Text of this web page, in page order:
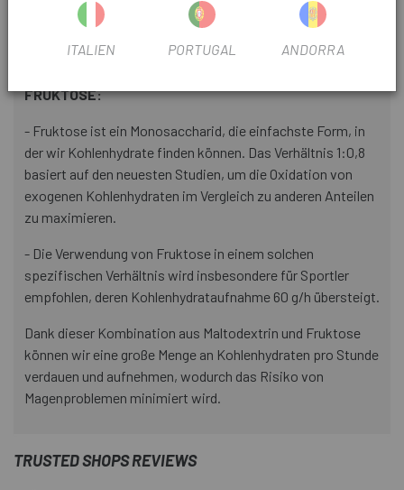
ein hohes Molekulargewicht auf, was zu einer Lösung mit
potenzielle gastrointestinale Nebenwirkungen reduziert.
FRUKTOSE:
- Fruktose ist ein Monosaccharid, die einfachste Form, in
der wir Kohlenhydrate finden können. Das Verhältnis 1:0,8
basiert auf den neuesten Studien, um die Oxidation von
exogenen Kohlenhydraten im Vergleich zu anderen Anteilen
zu maximieren.
- Die Verwendung von Fruktose in einem solchen
spezifischen Verhältnis wird insbesondere für Sportler
empfohlen, deren Kohlenhydrataufnahme 60 g/h übersteigt.
Dank dieser Kombination aus Maltodextrin und Fruktose
können wir eine große Menge an Kohlenhydraten pro Stunde
verdauen und aufnehmen, wodurch das Risiko von
Magenproblemen minimiert wird.
TRUSTED SHOPS REVIEWS
ITALIEN PORTUGAL ANDORRA